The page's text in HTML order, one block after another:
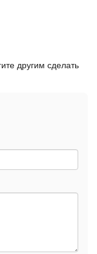
другим сделать